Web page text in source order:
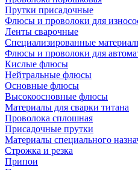
Прутки присадочные
Флюсы и проволоки для
Ленты сварочные
Специализированные
Флюсы и проволоки для
Кислые флюсы
Нейтральные флюсы
Основные флюсы
Высокоосновные флюсы
Материалы для сварки титана
Проволока сплошная
Присадочные прутки
Материалы специального
Строжка и резка
Припои